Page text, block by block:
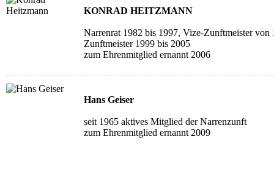
KONRAD HEITZMANN
Narrenrat 1982 bis 1997, Vize-Zunftmeister von
Zunftmeister 1999 bis 2005
zum Ehrenmitglied ernannt 2006
Hans Geiser
seit 1965 aktives Mitglied der Narrenzunft
zum Ehrenmitglied ernannt 2009